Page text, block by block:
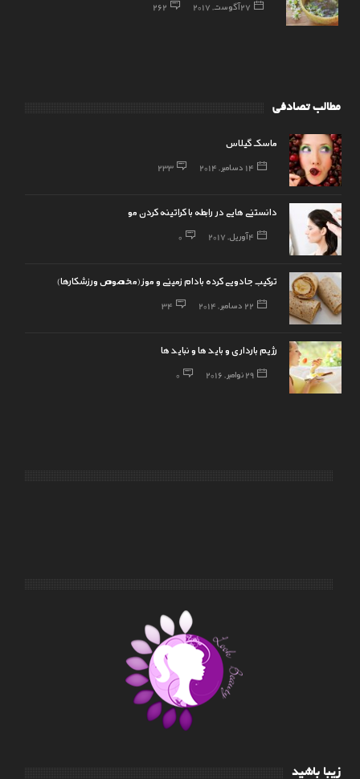
27 آگوست, 2017 262
مطالب تصادفی
ماسک گیلاس
14 دسامبر, 2014 233
دانستنی هایی در رابطه با کراتینه کردن مو
4 آوریل, 2017 0
ترکیب جادویی کرده بادام زمینی و موز(مخصوص ورزشکارها)
22 دسامبر, 2014 34
رژیم بارداری و باید ها و نباید ها
29 نوامبر, 2016 0
زیبا باشید